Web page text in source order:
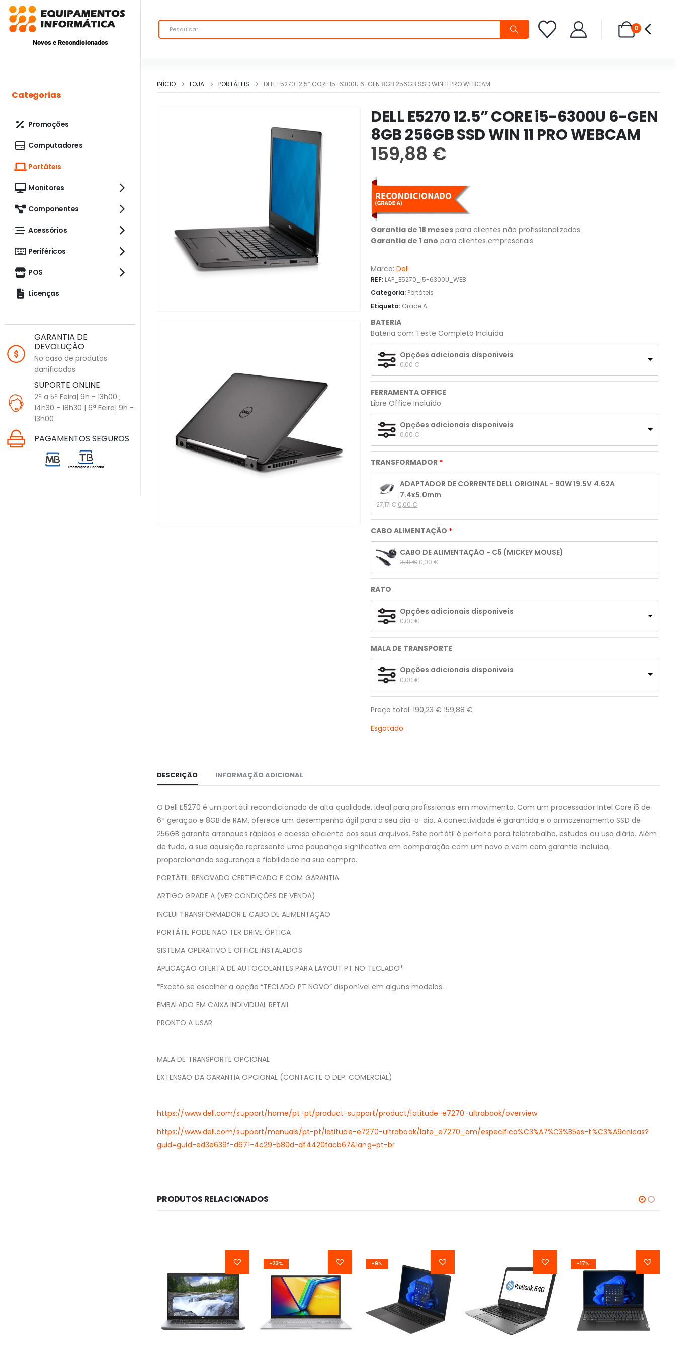
Novos e Recondicionados
0
INÍCIO LOJA PORTÁTEIS DELL E5270 12.5” CORE I5-6300U 6-GEN 8GB 256GB SSD WIN 11 PRO WEBCAM
DELL E5270 12.5” CORE i5-6300U 6-GEN
8GB 256GB SSD WIN 11 PRO WEBCAM
159,88 €
Garantia de 18 meses para clientes não profissionalizados
Garantia de 1 ano para clientes empresariais
Marca: Dell
REF: LAP_E5270_I5-6300U_WEB
Categoria: Portáteis
Etiqueta: Grade A
BATERIA
Bateria com Teste Completo Incluída
Opções adicionais disponiveis
0,00 €
FERRAMENTA OFFICE
Libre Office Incluído
Opções adicionais disponiveis
0,00 €
TRANSFORMADOR
ADAPTADOR DE CORRENTE DELL ORIGINAL - 90W 19.5V 4.62A
7.4x5.0mm
27,17 € 0,00 €
CABO ALIMENTAÇÃO
CABO DE ALIMENTAÇÃO - C5 (MICKEY MOUSE)
3,18 € 0,00 €
RATO
Opções adicionais disponiveis
0,00 €
MALA DE TRANSPORTE
Opções adicionais disponiveis
0,00 €
Preço total:190,23€ 159,88€
Esgotado
DESCRIÇÃO INFORMAÇÃO ADICIONAL
O Dell E5270 é um portátil recondicionado de alta qualidade, ideal para profissionais em movimento. Com um processador Intel Core i5 de
6ª geração e 8GB de RAM, oferece um desempenho ágil para o seu dia-a-dia. A conectividade é garantida e o armazenamento SSD de
256GB garante arranques rápidos e acesso eficiente aos seus arquivos. Este portátil é perfeito para teletrabalho, estudos ou uso diário. Além
de tudo, a sua aquisição representa uma poupança significativa em comparação com um novo e vem com garantia incluída,
proporcionando segurança e fiabilidade na sua compra.
PORTÁTIL RENOVADO CERTIFICADO E COM GARANTIA
ARTIGO GRADE A (VER CONDIÇÕES DE VENDA)
INCLUI TRANSFORMADOR E CABO DE ALIMENTAÇÃO
PORTÁTIL PODE NÃO TER DRIVE ÓPTICA
SISTEMA OPERATIVO E OFFICE INSTALADOS
APLICAÇÃO OFERTA DE AUTOCOLANTES PARA LAYOUT PT NO TECLADO*
*Exceto se escolher a opção “TECLADO PT NOVO” disponível em alguns modelos.
EMBALADO EM CAIXA INDIVIDUAL RETAIL
PRONTO A USAR
MALA DE TRANSPORTE OPCIONAL
EXTENSÃO DA GARANTIA OPCIONAL (CONTACTE O DEP. COMERCIAL)
https://www.dell.com/support/home/pt-pt/product-support/product/latitude-e7270-ultrabook/overview
https://www.dell.com/support/manuals/pt-pt/latitude-e7270-ultrabook/late_e7270_om/especifica%C3%A7%C3%B5es-t%C3%A9cnicas?
guid=guid-ed3e639f-d671-4c29-b80d-df4420facb67&lang=pt-br
PRODUTOS RELACIONADOS
-23% -9% -17%
Categorias
Promoções
Computadores
Portáteis
Monitores
Componentes
Acessórios
Periféricos
POS
Licenças
GARANTIA DE
DEVOLUÇÃO
No caso de produtos
danificados
SUPORTE ONLINE
2ª a 5ª Feira| 9h - 13h00 ;
14h30 - 18h30 | 6ª Feira| 9h -
13h00
PAGAMENTOS SEGUROS